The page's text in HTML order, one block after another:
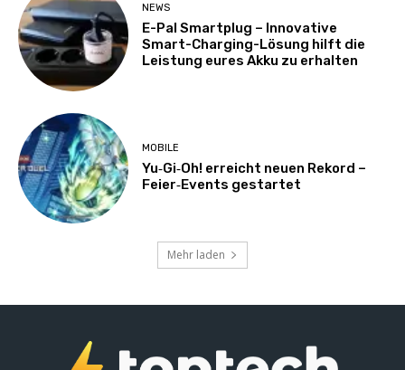
NEWS
E-Pal Smartplug – Innovative
Smart-Charging-Lösung hilft die
Leistung eures Akku zu erhalten
MOBILE
Yu‑Gi‑Oh! erreicht neuen Rekord –
Feier‑Events gestartet
Mehr laden